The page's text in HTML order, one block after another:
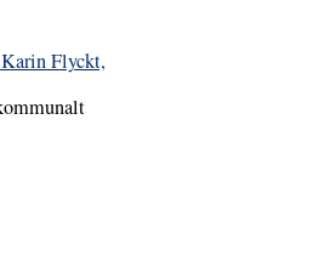
Karin Flyckt,